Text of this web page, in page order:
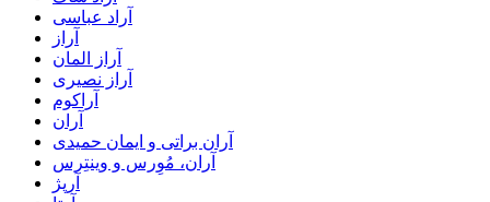
آراد عباسی
آراز
آراز المان
آراز نصیری
آراکوم
آران
آران براتی و ایمان حمیدی
آران، مُوِرس و وینتِرس
آرپژ